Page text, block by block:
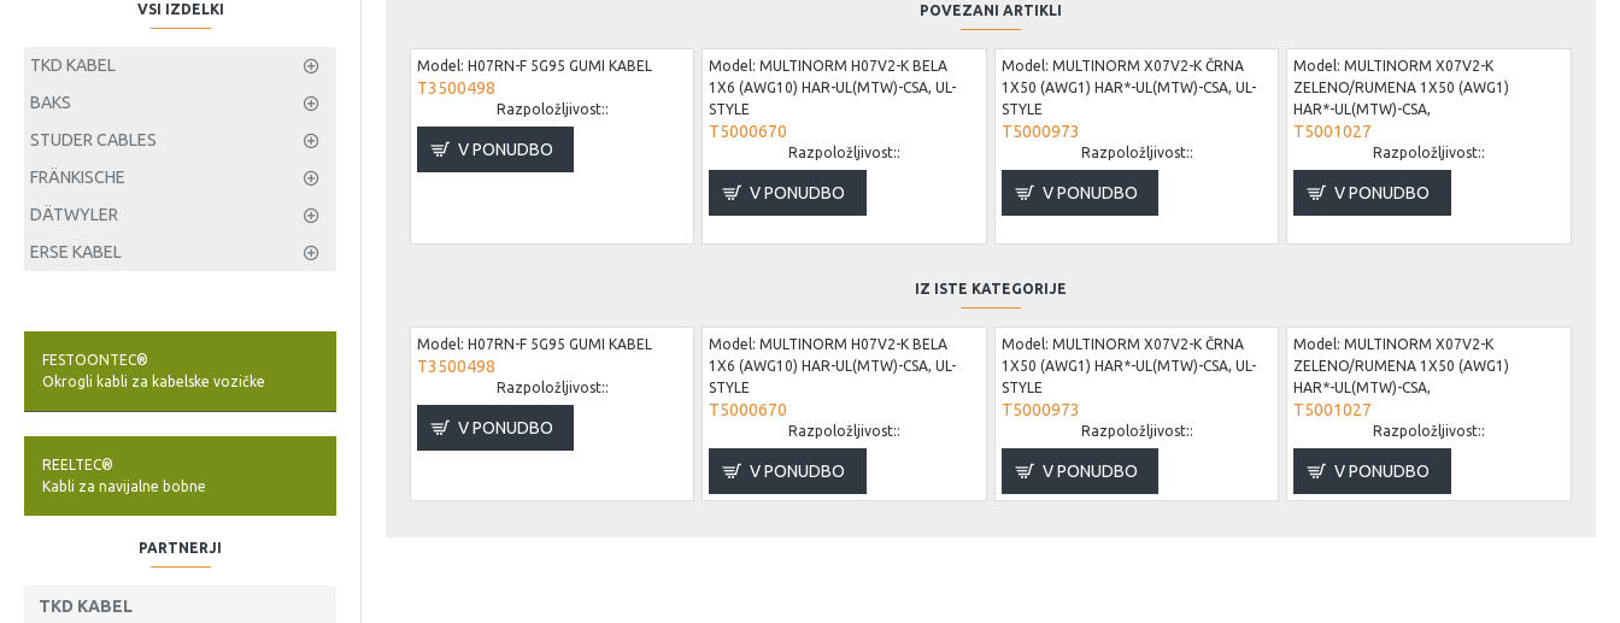
VSI IZDELKI
TKD KABEL
BAKS
STUDER CABLES
FRÄNKISCHE
DÄTWYLER
ERSE KABEL
FESTOONTEC®
Okrogli kabli za kabelske vozičke
REELTEC®
Kabli za navijalne bobne
PARTNERJI
TKD KABEL
POVEZANI ARTIKLI
Model: H07RN-F 5G95 GUMI KABEL
T3500498
Razpoložljivost::
V PONUDBO
Model: MULTINORM H07V2-K BELA
1X6 (AWG10) HAR-UL(MTW)-CSA, UL-
STYLE
T5000670
Razpoložljivost::
V PONUDBO
Model: MULTINORM X07V2-K ČRNA
1X50 (AWG1) HAR*-UL(MTW)-CSA, UL-
STYLE
T5000973
Razpoložljivost::
V PONUDBO
Model: MULTINORM X07V2-K
ZELENO/RUMENA 1X50 (AWG1)
HAR*-UL(MTW)-CSA,
T5001027
Razpoložljivost::
V PONUDBO
IZ ISTE KATEGORIJE
Model: H07RN-F 5G95 GUMI KABEL
T3500498
Razpoložljivost::
V PONUDBO
Model: MULTINORM H07V2-K BELA
1X6 (AWG10) HAR-UL(MTW)-CSA, UL-
STYLE
T5000670
Razpoložljivost::
V PONUDBO
Model: MULTINORM X07V2-K ČRNA
1X50 (AWG1) HAR*-UL(MTW)-CSA, UL-
STYLE
T5000973
Razpoložljivost::
V PONUDBO
Model: MULTINORM X07V2-K
ZELENO/RUMENA 1X50 (AWG1)
HAR*-UL(MTW)-CSA,
T5001027
Razpoložljivost::
V PONUDBO